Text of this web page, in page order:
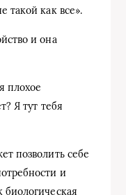
такой как все».
и она
плохое
Я тут тебя
позволить себе
и